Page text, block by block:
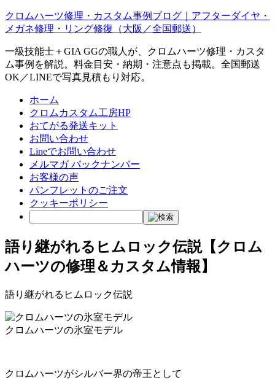
クロムハーツ修理・カスタム事例ブログ｜アフターダイヤ・
メガネ修理・リング修復（大阪／全国郵送）
一級技能士＋GIA GGの職人が、クロムハーツ修理・カスタ
ム事例を解説。料金目安・納期・注意点も掲載。全国郵送
OK／LINEで写真見積もり対応。
ホーム
クロムカスタム工房HP
おてがる発送キット
お問い合わせ
Lineでお問い合わせ
メルマガ バックナンバー
お客様の声
パンフレットのご注文
クッキーポリシー
語り継がれるヒムロック伝説【クロム
ハーツの修理＆カスタム情報】
語り継がれるヒムロック伝説
クロムハーツの氷室モデル
クロムハーツがシルバー界の帝王として